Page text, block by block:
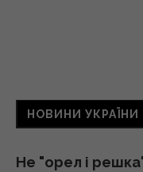
НОВИНИ УКРАЇНИ
Не "орел і